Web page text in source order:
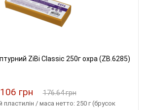
ZiBi Classic 250г охра (ZB.6285)
106 грн 176.64 грн
пластилін / маса нетто: 250 г (брусок